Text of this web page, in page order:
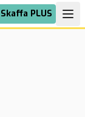
Skaffa PLUS